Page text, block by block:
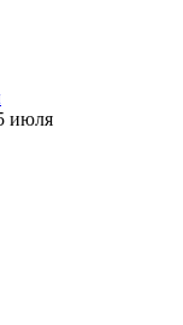
июля